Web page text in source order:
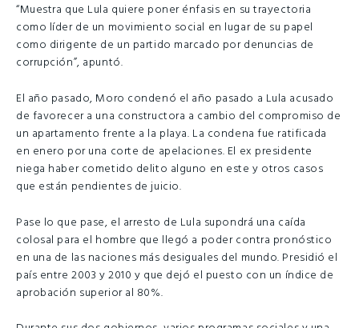
“Muestra que Lula quiere poner énfasis en su trayectoria
como líder de un movimiento social en lugar de su papel
como dirigente de un partido marcado por denuncias de
corrupción”, apuntó.
El año pasado, Moro condenó el año pasado a Lula acusado
de favorecer a una constructora a cambio del compromiso de
un apartamento frente a la playa. La condena fue ratificada
en enero por una corte de apelaciones. El ex presidente
niega haber cometido delito alguno en este y otros casos
que están pendientes de juicio.
Pase lo que pase, el arresto de Lula supondrá una caída
colosal para el hombre que llegó a poder contra pronóstico
en una de las naciones más desiguales del mundo. Presidió el
país entre 2003 y 2010 y que dejó el puesto con un índice de
aprobación superior al 80%.